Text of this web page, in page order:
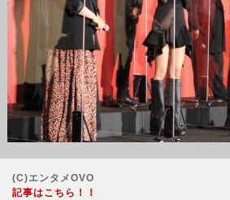
(C)エンタメOVO
記事はこちら！！